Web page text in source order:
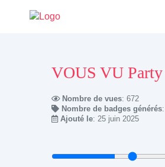
VOUS VU Party
Nombre de vues: 672
Nombre de badges générés
Ajouté le: 25 juin 2025